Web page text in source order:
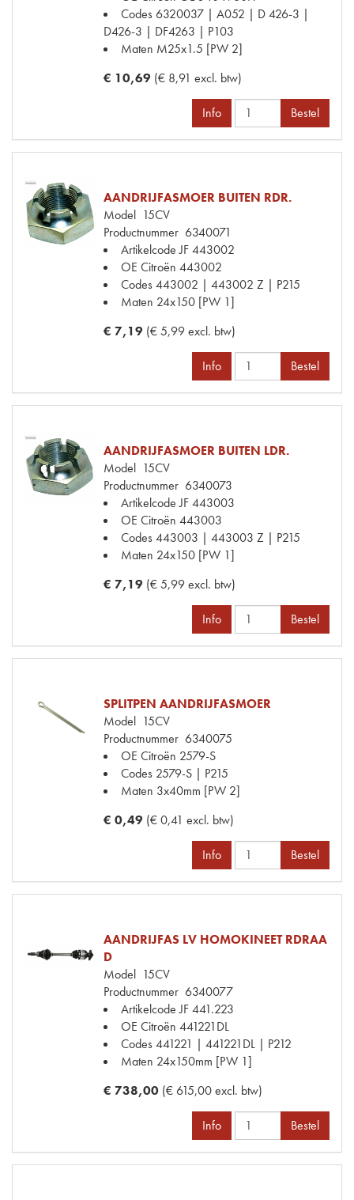
Codes 6320037 | A052 | D 426-3 |
D426-3 | DF4263 | P103
Maten M25x1.5 [PW 2]
€ 10,69 (€ 8,91 excl. btw)
Info Bestel
AANDRIJFASMOER BUITEN RDR.
Model 15CV
Productnummer 6340071
Artikelcode JF443002
OE Citroën 443002
Codes443002 | 443002 Z | P215
Maten 24x150 [PW 1]
€ 7,19 (€ 5,99 excl. btw)
Info Bestel
AANDRIJFASMOER BUITEN LDR.
Model 15CV
Productnummer 6340073
Artikelcode JF443003
OE Citroën 443003
Codes443003 | 443003 Z | P215
Maten 24x150 [PW 1]
€ 7,19 (€ 5,99 excl. btw)
Info Bestel
SPLITPEN AANDRIJFASMOER
Model 15CV
Productnummer 6340075
OE Citroën 2579-S
Codes 2579-S | P215
Maten 3x40mm [PW 2]
€ 0,49 (€ 0,41 excl. btw)
Info Bestel
AANDRIJFAS LV HOMOKINEET RDRAA
D
Model 15CV
Productnummer 6340077
Artikelcode JF441.223
OE Citroën 441221DL
Codes441221 | 441221DL | P212
Maten 24x150mm [PW 1]
€ 738,00 (€ 615,00 excl. btw)
Info Bestel